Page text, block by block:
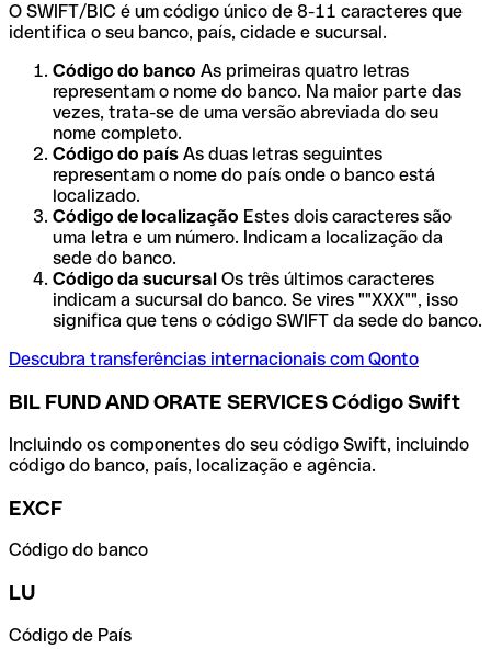
O SWIFT/BIC é um código único de 8-11 caracteres que
identifica o seu banco, país, cidade e sucursal.
Código do banco As primeiras quatro letras
representam o nome do banco. Na maior parte das
vezes, trata-se de uma versão abreviada do seu
nome completo.
Código do país As duas letras seguintes
representam o nome do país onde o banco está
localizado.
Código de localização Estes dois caracteres são
uma letra e um número. Indicam a localização da
sede do banco.
Código da sucursal Os três últimos caracteres
indicam a sucursal do banco. Se vires ""XXX"", isso
significa que tens o código SWIFT da sede do banco.
Descubra transferências internacionais com Qonto
BIL FUND AND ORATE SERVICES Código Swift
Incluindo os componentes do seu código Swift, incluindo
código do banco, país, localização e agência.
EXCF
Código do banco
LU
Código de País